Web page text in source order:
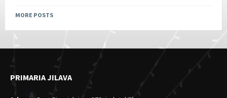
MORE POSTS
PRIMARIA JILAVA